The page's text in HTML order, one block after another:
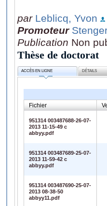
par Leblicq, Yvon
Promoteur
Publication Non
Thèse de doctorat
ACCÈS EN LIGNE DÉTAILS
Fichier
951314 003487688-26-07-
2013 11-15-49 c
abbyy.pdf
951314 003487689-25-07-
2013 11-59-42 c
abbyy.pdf
951314 003487690-25-07-
2013 08-38-50
abbyy11.pdf